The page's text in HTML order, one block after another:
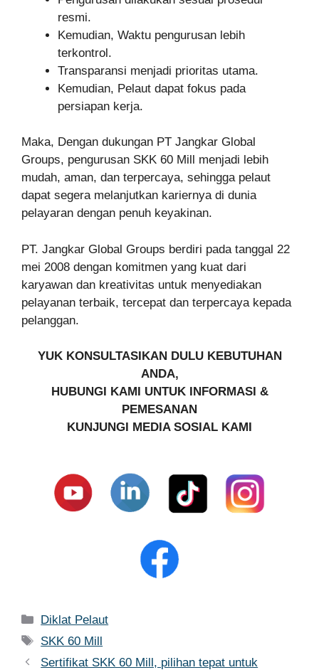
resmi.
Kemudian, Waktu pengurusan lebih
terkontrol.
Transparansi menjadi prioritas utama.
Kemudian, Pelaut dapat fokus pada
persiapan kerja.
Maka, Dengan dukungan PT Jangkar Global
Groups, pengurusan SKK 60 Mill menjadi lebih
mudah, aman, dan terpercaya, sehingga pelaut
dapat segera melanjutkan kariernya di dunia
pelayaran dengan penuh keyakinan.
PT. Jangkar Global Groups berdiri pada tanggal 22
mei 2008 dengan komitmen yang kuat dari
karyawan dan kreativitas untuk menyediakan
pelayanan terbaik, tercepat dan terpercaya kepada
pelanggan.
YUK KONSULTASIKAN DULU KEBUTUHAN
ANDA,
HUBUNGI KAMI UNTUK INFORMASI &
PEMESANAN
KUNJUNGI MEDIA SOSIAL KAMI
Kategori
Diklat Pelaut
Tag
SKK 60 Mill
Sertifikat SKK 60 Mill, pilihan tepat untuk